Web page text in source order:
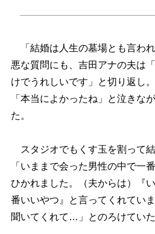
「結婚は人生の墓場とも言わ
悪な質問にも、吉田アナの夫は
けでうれしいです」と切り返し
「本当によかったね」と泣きな
た。
スタジオでもくす玉を割って
「いままで会った男性の中で一
ひかれました。（夫からは）『
番いいやつ』と言ってくれてい
聞いてくれて…」とのろけていた